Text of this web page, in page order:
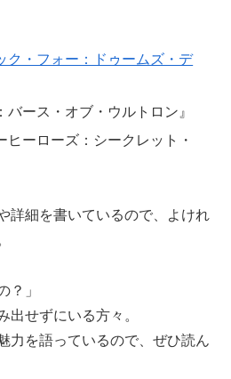
ク・フォー：ドゥームズ・デ
バース・オブ・ウルトロン』
ヒーローズ：シークレット・
詳細を書いているので、よけれ
？」
出せずにいる方々。
力を語っているので、ぜひ読ん